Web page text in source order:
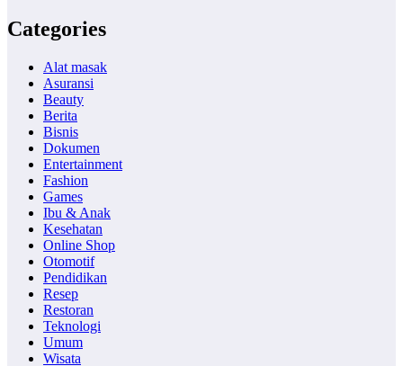
Categories
Alat masak
Asuransi
Beauty
Berita
Bisnis
Dokumen
Entertainment
Fashion
Games
Ibu & Anak
Kesehatan
Online Shop
Otomotif
Pendidikan
Resep
Restoran
Teknologi
Umum
Wisata